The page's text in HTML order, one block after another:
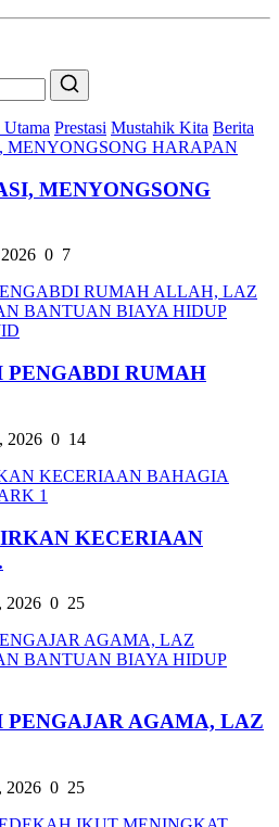
Prestasi Mustahik Kita Berita
MENYONGSONG
0 7
PENGABDI RUMAH
2026 0 14
KECERIAAN
2026 0 25
PENGAJAR AGAMA, LAZ
2026 0 25